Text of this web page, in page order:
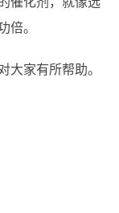
。
家有所帮助。